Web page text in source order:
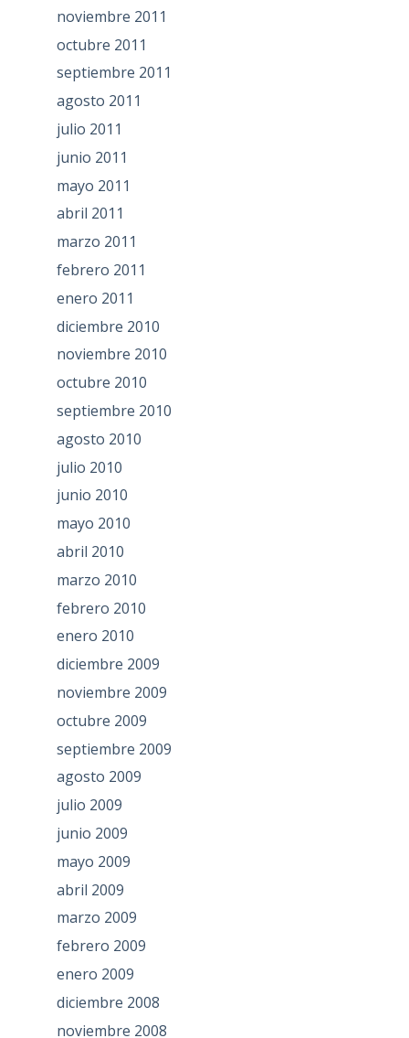
noviembre 2011
octubre 2011
septiembre 2011
agosto 2011
julio 2011
junio 2011
mayo 2011
abril 2011
marzo 2011
febrero 2011
enero 2011
diciembre 2010
noviembre 2010
octubre 2010
septiembre 2010
agosto 2010
julio 2010
junio 2010
mayo 2010
abril 2010
marzo 2010
febrero 2010
enero 2010
diciembre 2009
noviembre 2009
octubre 2009
septiembre 2009
agosto 2009
julio 2009
junio 2009
mayo 2009
abril 2009
marzo 2009
febrero 2009
enero 2009
diciembre 2008
noviembre 2008